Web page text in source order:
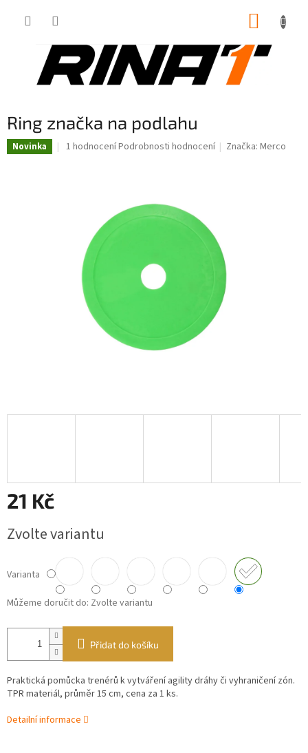
Ring značka na podlahu
Novinka
Průměrné
hvězdiček.
1 hodnoceníPodrobnosti hodnocení Značka:Merco
21 Kč
cena:
Zvolte variantu
Varianta
Můžeme doručit do: Zvolte variantu
Přidat do košíku
Praktická pomůcka trenérů k vytváření agility dráhy či vyhraničení zón.
TPR materiál, průměr 15 cm, cena za 1 ks.
Detailní informace